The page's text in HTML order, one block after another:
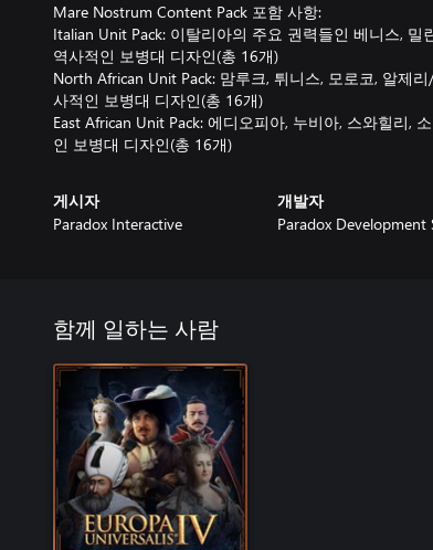
Mare Nostrum Content Pack 포함 사항:
Italian Unit Pack: 이탈리아의 주요 권력들인 베니스,
역사적인 보병대 디자인(총 16개)
North African Unit Pack: 맘루크, 튀니스, 모로코, 알제
사적인 보병대 디자인(총 16개)
East African Unit Pack: 에디오피아, 누비아, 스와힐리,
인 보병대 디자인(총 16개)
게시자
Paradox Interactive
개발자
Paradox Development
함께 일하는 사람